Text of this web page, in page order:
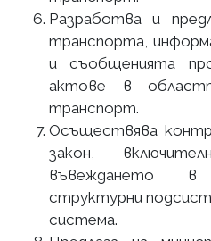
Разработва и
транспорта,
и съобщенията
актове в
транспорт.
Осъществява
закон,
въвеждането в
структурни
система.